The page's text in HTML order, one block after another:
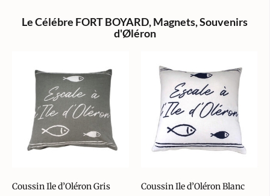
Le Célébre FORT BOYARD,Magnets,Souvenirs
d'Øléron
Coussin Ile d’Oléron Gris
Coussin Ile d’Oléron Blanc